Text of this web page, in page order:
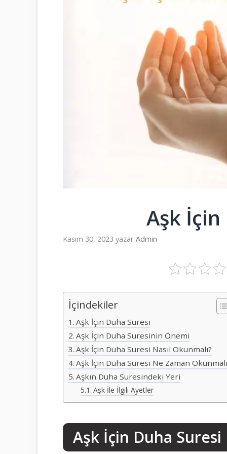
Aşk İçin
Kasım 30, 2023 yazar Admin
İçindekiler
Aşk İçin Duha Suresi
Aşk İçin Duha Suresinin Önemi
Aşk İçin Duha Suresi Nasıl Okunmalı?
Aşk İçin Duha Suresi Ne Zaman
Aşkın Duha Suresindeki Yeri
Aşk İle İlgili Ayetler
Aşk İçin Duha Suresi